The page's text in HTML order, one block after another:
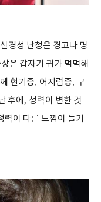
경성 난청은 경고나 명
은 갑자기 귀가 먹먹해
현기증, 어지럼증, 구
후에 , 청력이 변한 것
이 다른 느낌이 들기